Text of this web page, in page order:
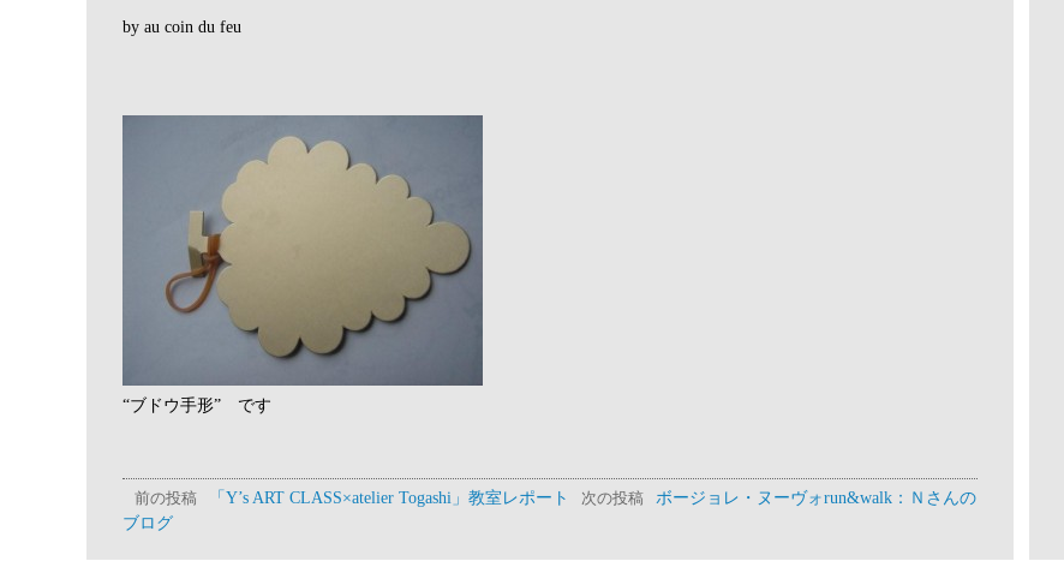
by au coin du feu
“ブドウ手形” です
前の投稿 「Y’s ART CLASS×atelier Togashi」教室レポート 次の投稿
ボージョレ・ヌーヴォrun&walk：Ｎさんの
ブログ